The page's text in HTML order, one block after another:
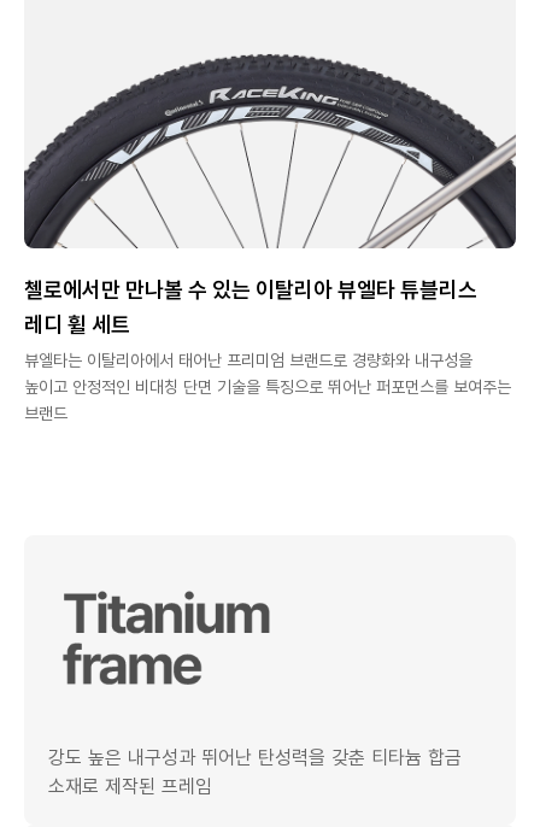
첼로에서만 만나볼 수 있는 이탈리아 뷰엘타 튜블리스
레디 휠 세트
뷰엘타는 이탈리아에서 태어난 프리미엄 브랜드로 경량화와 내구성을
높이고 안정적인 비대칭 단면 기술을 특징으로 뛰어난 퍼포먼스를 보여주는
브랜드
강도 높은 내구성과 뛰어난 탄성력을 갖춘 티타늄 합금
소재로 제작된 프레임